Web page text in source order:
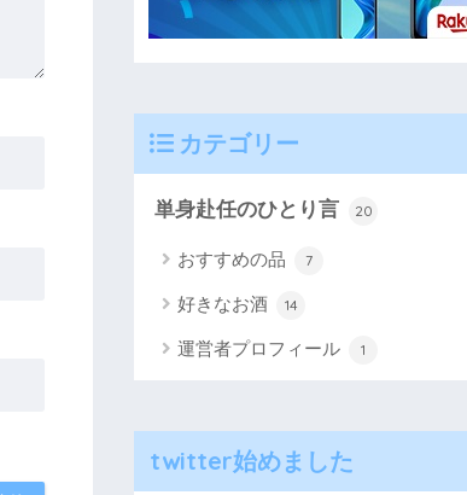
カテゴリー
単身赴任のひとり言 20
おすすめの品 7
好きなお酒 14
運営者プロフィール 1
twitter始めました